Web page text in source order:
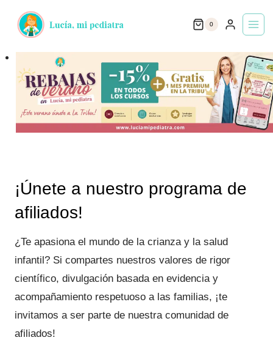
0
¡Únete a nuestro programa de
afiliados!
¿Te apasiona el mundo de la crianza y la salud
infantil? Si compartes nuestros valores de rigor
científico, divulgación basada en evidencia y
acompañamiento respetuoso a las familias, ¡te
invitamos a ser parte de nuestra comunidad de
afiliados!